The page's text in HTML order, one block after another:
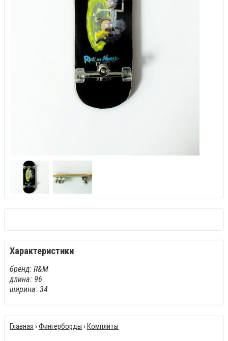
Характеристики
бренд: R&M
длина: 96
ширина: 34
Главная ›Фингерборды ›Комплиты